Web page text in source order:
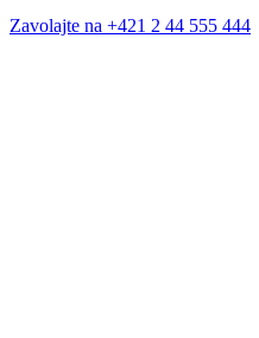
Zavolajte na +421 2 44 555 444